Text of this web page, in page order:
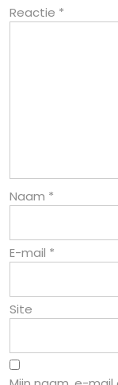
Reactie *
Naam *
E-mail *
Site